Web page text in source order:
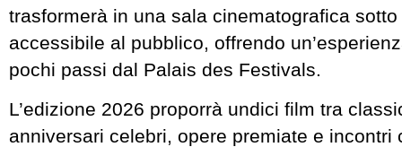
trasformerà in una sala cinematografica
accessibile al pubblico, offrendo
pochi passi dal Palais des Festivals.
L’edizione 2026 proporrà undici film tra
anniversari celebri, opere premiate e incontri